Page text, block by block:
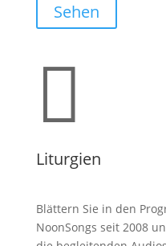
Sehen

Liturgien
Blättern Sie in den
NoonSongs seit 2008